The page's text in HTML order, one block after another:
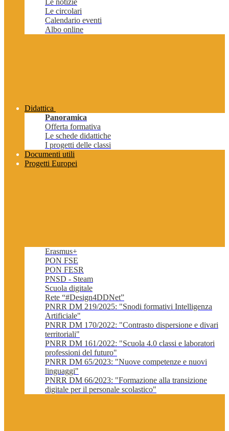
Le notizie
Le circolari
Calendario eventi
Albo online
Didattica
Panoramica
Offerta formativa
Le schede didattiche
I progetti delle classi
Documenti utili
Progetti Europei
Erasmus+
PON FSE
PON FESR
PNSD - Steam
Scuola digitale
Rete “#Design4DDNet”
PNRR DM 219/2025: "Snodi formativi Intelligenza
Artificiale"
PNRR DM 170/2022: "Contrasto dispersione e divari
territoriali"
PNRR DM 161/2022: "Scuola 4.0 classi e laboratori
professioni del futuro"
PNRR DM 65/2023: "Nuove competenze e nuovi
linguaggi"
PNRR DM 66/2023: "Formazione alla transizione
digitale per il personale scolastico"